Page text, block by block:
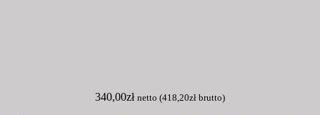
340,00zł netto (418,20zł brutto)